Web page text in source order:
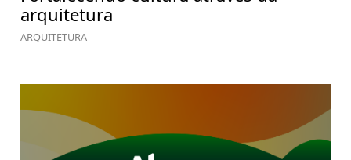
arquitetura
ARQUITETURA